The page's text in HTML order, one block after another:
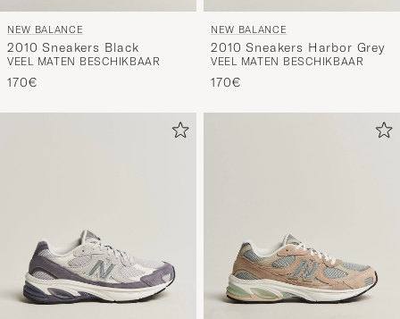
NEW BALANCE
2010 Sneakers Black
VEEL MATEN BESCHIKBAAR
170€
NEW BALANCE
2010 Sneakers Harbor Grey
VEEL MATEN BESCHIKBAAR
170€